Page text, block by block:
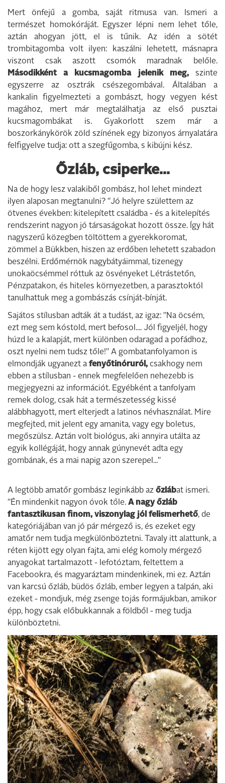
Mert önfejű a gomba, saját ritmusa van. Ismeri a
természet homokóráját. Egyszer lépni nem lehet tőle,
aztán ahogyan jött, el is tűnik. Az idén a sötét
trombitagomba volt ilyen: kaszálni lehetett, másnapra
viszont csak aszott csomók maradnak belőle.
Másodikként a kucsmagomba jelenik meg,szinte
egyszerre az osztrák csészegombával. Általában a
kankalin figyelmezteti a gombászt, hogy vegyen kést
magához, mert már megtalálhatja az első pusztai
kucsmagombákat is. Gyakorlott szem már a
boszorkánykörök zöld színének egy bizonyos árnyalatára
felfigyelve tudja: ott a szegfűgomba, s kibújni kész.
Őzláb, csiperke...
Na de hogy lesz valakiből gombász, hol lehet mindezt
ilyen alaposan megtanulni? "Jó helyre születtem az
ötvenes években: kitelepített családba - és a kitelepítés
rendszerint nagyon jó társaságokat hozott össze. Így hát
nagyszerű közegben töltöttem a gyerekkoromat,
zömmel a Bükkben, hiszen az erdőben lehetett szabadon
beszélni. Erdőmérnök nagybátyáimmal, tizenegy
unokaöcsémmel róttuk az ösvényeket Létrástetőn,
Pénzpatakon, és hiteles környezetben, a parasztoktól
tanulhattuk meg a gombászás csínját-bínját.
Sajátos stílusban adták át a tudást, az igaz: "Na öcsém,
ezt meg sem kóstold, mert befosol.... Jól figyeljél, hogy
húzd le a kalapját, mert különben odaragad a pofádhoz,
oszt nyelni nem tudsz tőle!" A gombatanfolyamon is
elmondják ugyanezt a fenyőtinóruról, csakhogy nem
ebben a stílusban - ennek megfelelően nehezebb is
megjegyezni az információt. Egyébként a tanfolyam
remek dolog, csak hát a természetesség kissé
alábbhagyott, mert elterjedt a latinos névhasználat. Mire
megfejted, mit jelent egy amanita, vagy egy boletus,
megőszülsz. Aztán volt biológus, aki annyira utálta az
egyik kollégáját, hogy annak gúnynevét adta egy
gombának, és a mai napig azon szerepel..."
A legtöbb amatőr gombász leginkább az őzlábat ismeri.
"Én mindenkit nagyon óvok tőle. A nagy őzláb
fantasztikusan finom, viszonylag jól felismerhető, de
kategóriájában van jó pár mérgező is, és ezeket egy
amatőr nem tudja megkülönböztetni. Tavaly itt alattunk, a
réten kijött egy olyan fajta, ami elég komoly mérgező
anyagokat tartalmazott - lefotóztam, feltettem a
Facebookra, és magyaráztam mindenkinek, mi ez. Aztán
van karcsú őzláb, büdös őzláb, ember legyen a talpán, aki
ezeket - mondjuk, még zsenge tojás formájukban, amikor
épp, hogy csak előbukkannak a földből - meg tudja
különböztetni.